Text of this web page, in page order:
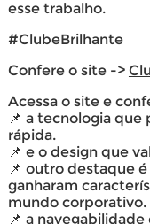
esse trabalho.
#ClubeBrilhante
Confere o site ->
Acessa o site e
📌 a tecnologia
rápida.
📌 e o design que
📌 outro destaque
ganharam
mundo corporativo.
📌 a